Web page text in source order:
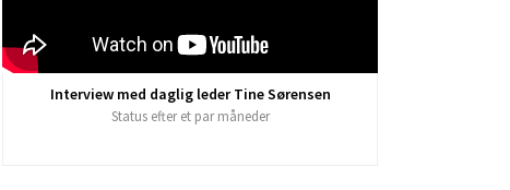
Interview med daglig leder Tine Sørensen
Status efter et par måneder